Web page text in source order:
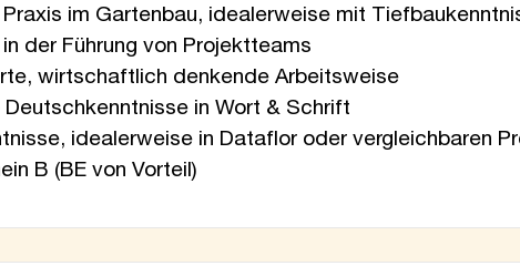
im Gartenbau, idealerweise mit
der Führung von Projektteams
wirtschaftlich denkende Arbeitsweise
Deutschkenntnisse in Wort & Schrift
idealerweise in Dataflor oder vergleichbaren
B (BE von Vorteil)